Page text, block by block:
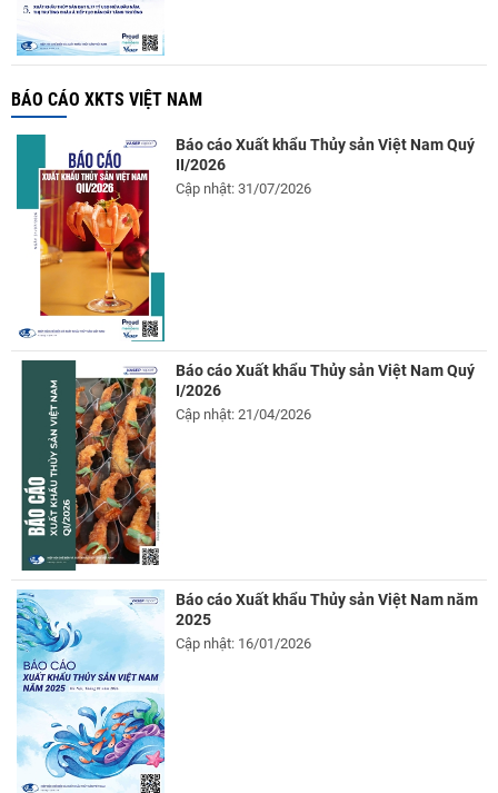
BÁO CÁO XKTS VIỆT NAM
Báo cáo Xuất khẩu Thủy sản Việt Nam Quý
II/2026
Cập nhật: 31/07/2026
Báo cáo Xuất khẩu Thủy sản Việt Nam Quý
I/2026
Cập nhật: 21/04/2026
Báo cáo Xuất khẩu Thủy sản Việt Nam năm
2025
Cập nhật: 16/01/2026